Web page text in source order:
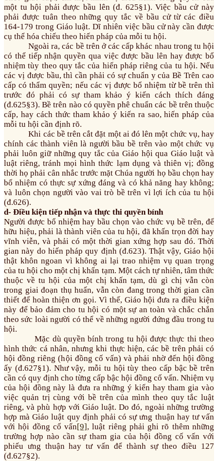
một tu hội phải được bầu lên (đ. 625§1). Việc bầu cử này
phải được tuân theo những quy tắc về bầu cử từ các điều
164-179 trong Giáo luật. Dĩ nhiên việc bầu cử này cần được
cụ thể hóa chiếu theo hiến pháp của mỗi tu hội.
Ngoài ra, các bề trên ở các cấp khác nhau trong tu hội
có thể tiếp nhận quyền qua việc được bầu lên hay được bổ
nhiệm tùy theo quy tắc của hiến pháp riêng của tu hội. Nếu
các vị được bầu, thì cần phải có sự chuẩn y của Bề Trên cao
cấp có thẩm quyền; nếu các vị được bổ nhiệm từ bề trên thì
trước đó phải có sự tham khảo ý kiến cách thích đáng
(đ.625§3). Bề trên nào có quyền phê chuẩn các bề trên thuộc
cấp, hay cách thức tham khảo ý kiến ra sao, hiến pháp của
mỗi tu hội cần định rõ.
Khi các bề trên cắt đặt một ai đó lên một chức vụ, hay
chính các thành viên là người bầu bề trên vào một chức vụ
phải luôn giữ những quy tắc của Giáo hội qua Giáo luật và
luật riêng, tránh mọi hình thức lạm dụng và thiên vị; đồng
thời họ phải cân nhắc trước mặt Chúa người họ bầu chọn hay
bổ nhiệm có thực sự xứng đáng và có khả năng hay không;
và luôn chọn người vào vai trò bề trên vì lợi ích của tu hội
(đ.626).
d- Điều kiện tiếp nhận và thực thi quyền bính
Người được bổ nhiệm hay bầu chọn vào chức vụ bề trên, để
hữu hiệu, phải là thành viên của tu hội, đã khấn trọn đời hay
vĩnh viễn, và phải có một thời gian xứng hợp sau đó. Thời
gian này do hiến pháp quy định (đ.623). Thật vậy, Giáo hội
thật khôn ngoan vì không ai lại trao nhiệm vụ quan trọng
của tu hội cho một chị khấn tạm. Một cách tự nhiên, tâm thức
thuộc về tu hội của một chị khấn tạm, dù gì chị vẫn còn
trong giai đoạn thụ huấn, vẫn còn đang trong thời gian cần
thiết để hoàn thiện ơn gọi. Vì thế, Giáo hội đưa ra điều kiện
này để bảo đảm cho tu hội có một sự an toàn và chắc chắn
theo sức loài người có thể về những người đứng đầu trong tu
hội.
Mặc dù quyền bính trong tu hội được thực thi theo
hình thức cá nhân, nhưng khi thực hiện, các bề trên phải có
hội đồng riêng (hội đồng cố vấn) và phải nhờ đến hội đồng
ấy (đ.627§1). Như vậy, mỗi tu hội tùy theo cấp bậc bề trên
cần có quy định cho từng cấp bậc hội đồng cố vấn. Nhiệm vụ
của hội đồng này là đưa ra những ý kiến hay tham gia vào
việc quản trị cùng với bề trên của mình theo quy tắc luật
riêng, và phù hợp với Giáo luật. Do đó, ngoài những trường
hợp mà Giáo luật quy định phải có sự ưng thuận hay tư vấn
với hội đồng cố vấn[9], luật riêng phải ghi rõ thêm những
trường hợp nào cần sự tham gia của hội đồng cố vấn với
phiếu ưng thuận hay tư vấn để thành sự theo điều 127
(đ.627§2).